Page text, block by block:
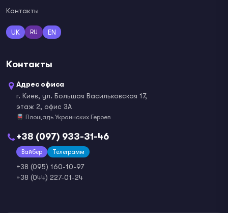
Контакты
UK RU EN
Контакты
Адрес офиса
г. Киев, ул. Большая Васильковская 17,
этаж 2, офис 3А
Площадь Украинских Героев
+38 (097) 933-31-46
Вайбер Телеграмм
+38 (095) 160-10-97
+38 (044) 227-01-24